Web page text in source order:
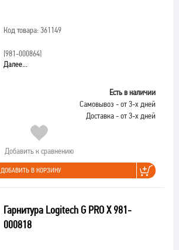
Код товара: 361149
[981-000864]
Далее...
Есть в наличии
Самовывоз - от 3-х дней
Доставка - от 3-х дней
Добавить к сравнению
ДОБАВИТЬ В КОРЗИНУ
Гарнитура Logitech G PRO X 981-
000818